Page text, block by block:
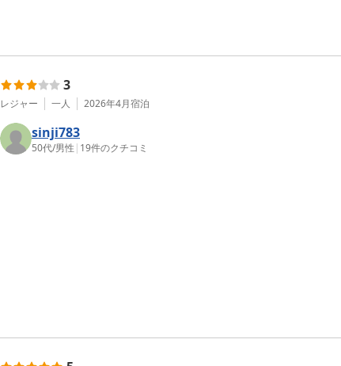
3
レジャー 一人 2026年4月宿泊
sinji783
50代/男性 | 19件のクチコミ